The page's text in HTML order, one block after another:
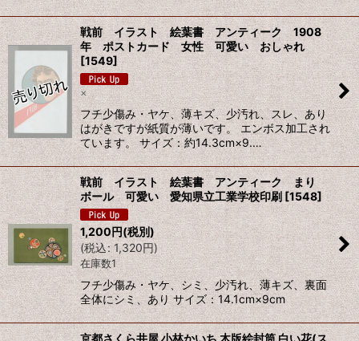
戦前 イラスト 絵葉書 アンティーク 1908
年 ポストカード 女性 可愛い おしゃれ
[1549]
×
フチ少傷み・ヤケ、薄キズ、少汚れ、スレ、あり
はがきですが紙質が薄いです。 エンボス加工され
ています。 サイズ：約14.3cm×9.…
戦前 イラスト 絵葉書 アンティーク まり
ボール 可愛い 愛知県立工業学校印刷 [1548]
1,200円(税別)
(税込: 1,320円)
在庫数1
フチ少傷み・ヤケ、シミ、少汚れ、薄キズ、裏面
全体にシミ、あり サイズ：14.1cm×9cm
京都さくら井屋 小林かいち 木版絵封筒 白い花(ス